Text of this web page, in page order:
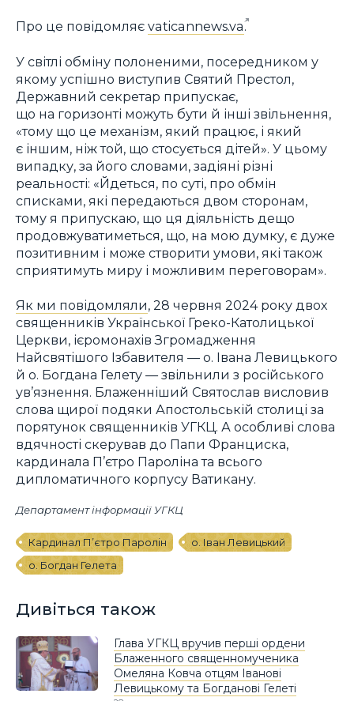
Про це повідомляє vaticannews.va.
У світлі обміну полоненими, посередником у
якому успішно виступив Святий Престол,
Державний секретар припускає,
що на горизонті можуть бути й інші звільнення,
«тому що це механізм, який працює, і який
є іншим, ніж той, що стосується дітей». У цьому
випадку, за його словами, задіяні різні
реальності: «Йдеться, по суті, про обмін
списками, які передаються двом сторонам,
тому я припускаю, що ця діяльність дещо
продовжуватиметься, що, на мою думку, є дуже
позитивним і може створити умови, які також
сприятимуть миру і можливим переговорам».
Як ми повідомляли, 28 червня 2024 року двох
священників Української Греко-Католицької
Церкви, ієромонахів Згромадження
Найсвятішого Ізбавителя — о. Івана Левицького
й о. Богдана Гелету — звільнили з російського
ув’язнення. Блаженніший Святослав висловив
слова щирої подяки Апостольській столиці за
порятунок священників УГКЦ. А особливі слова
вдячності скерував до Папи Франциска,
кардинала П’єтро Пароліна та всього
дипломатичного корпусу Ватикану.
Департамент інформації УГКЦ
Кардинал П’єтро Паролін
о. Іван Левицький
о. Богдан Гелета
Дивіться також
Глава УГКЦ вручив перші ордени
Блаженного священномученика
Омеляна Ковча отцям Іванові
Левицькому та Богданові Гелеті